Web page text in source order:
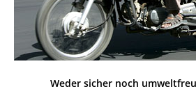
Weder sicher noch